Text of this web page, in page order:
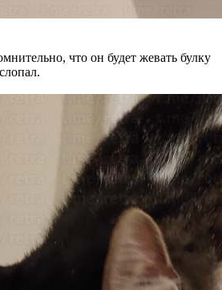
что он будет жевать булку